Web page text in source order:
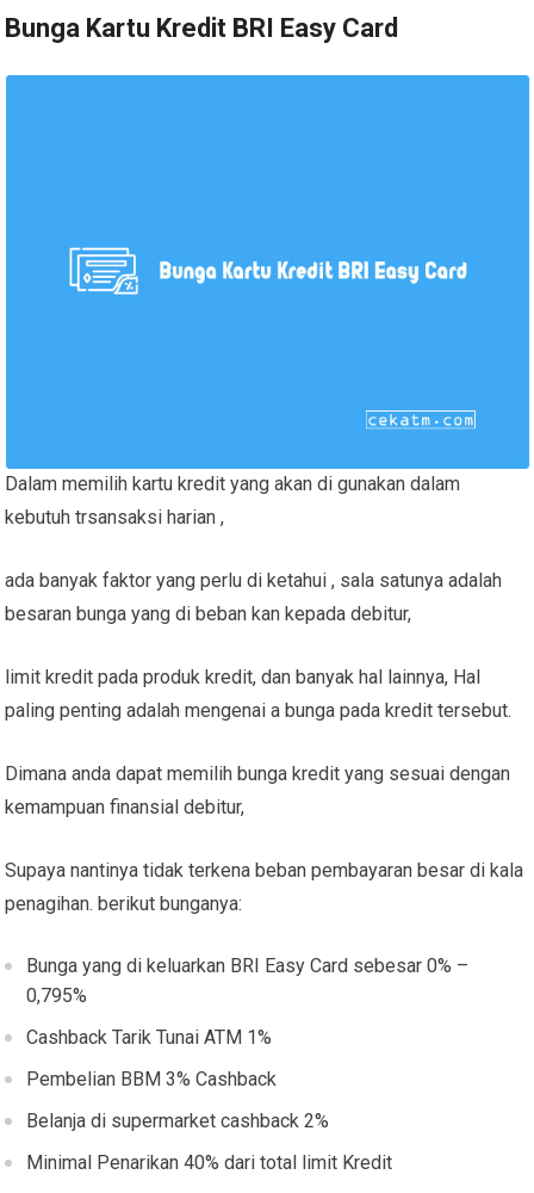
Bunga Kartu Kredit BRI Easy Card
Dalam memilih kartu kredit yang akan di gunakan dalam
kebutuh trsansaksi harian ,
ada banyak faktor yang perlu di ketahui , sala satunya adalah
besaran bunga yang di beban kan kepada debitur,
limit kredit pada produk kredit, dan banyak hal lainnya, Hal
paling penting adalah mengenai a bunga pada kredit tersebut.
Dimana anda dapat memilih bunga kredit yang sesuai dengan
kemampuan finansial debitur,
Supaya nantinya tidak terkena beban pembayaran besar di kala
penagihan. berikut bunganya:
Bunga yang di keluarkan BRI Easy Card sebesar 0% –
0,795%
Cashback Tarik Tunai ATM 1%
Pembelian BBM 3% Cashback
Belanja di supermarket cashback 2%
Minimal Penarikan 40% dari total limit Kredit